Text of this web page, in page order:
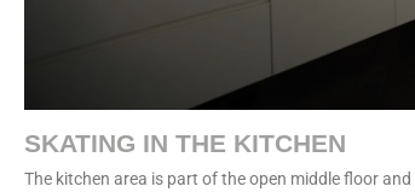
SKATING IN THE KITCHEN
The kitchen area is part of the open middle floor